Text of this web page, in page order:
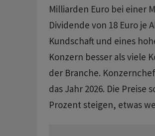
Milliarden Euro ​bei einer
Dividende ​von 18 Euro je
Kundschaft und eines
Konzern besser als viele
der Branche.
das Jahr 2026. ⁠Die Preise
Prozent steigen, etwas